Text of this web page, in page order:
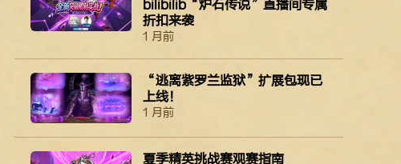
bilibilib“炉石传说”直播间专属
折扣来袭
1 月前
“逃离紫罗兰监狱”扩展包现已
上线！
1 月前
夏季精英挑战赛观赛指南